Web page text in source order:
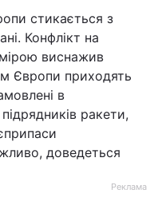
стикається з
Конфлікт на
виснажив
Європи приходять
в
ракети,
доведеться
Реклама